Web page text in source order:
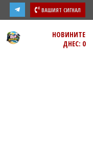
ВАШИЯТ СИГНАЛ
НОВИНИТЕ
ДНЕС: 0